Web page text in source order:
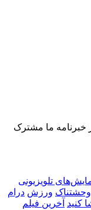
خبرنامه ما مشترک
تلویزیونی
وحشتناک ورزش درام
کنید آخرین فیلم